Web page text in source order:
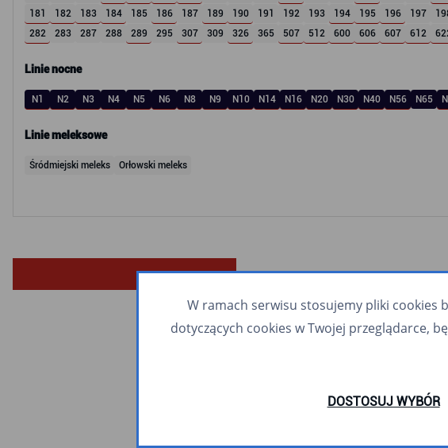
181
182 183 184 185 186 187 189 190 191 192 193 194 195 196 197
282
283 287 288 289 295 307 309 326 365 507 512 600 606 607 612
Linie nocne
N1 N2 N3 N4 N5 N6 N8 N9 N10 N14 N16 N20 N30 N40 N56 N65
Linie meleksowe
Śródmiejski meleks Orłowski meleks
W ramach serwisu stosujemy pliki cookies
dotyczących cookies w Twojej przeglądarce,
DOSTOSUJ WYBÓR